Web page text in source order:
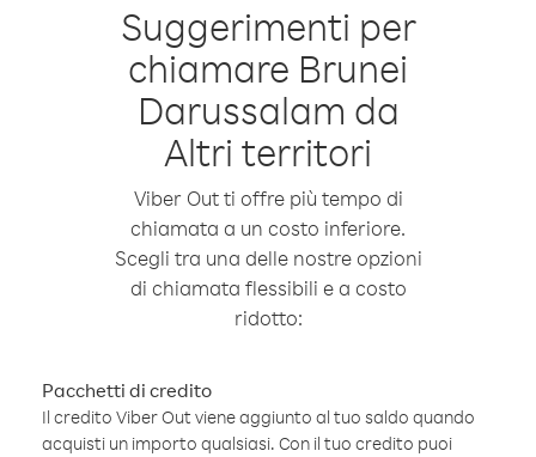
Suggerimenti per
chiamare Brunei
Darussalam da
Altri territori
Viber Out ti offre più tempo di
chiamata a un costo inferiore.
Scegli tra una delle nostre opzioni
di chiamata flessibili e a costo
ridotto:
Pacchetti di credito
Il credito Viber Out viene aggiunto al tuo saldo quando
acquisti un importo qualsiasi. Con il tuo credito puoi